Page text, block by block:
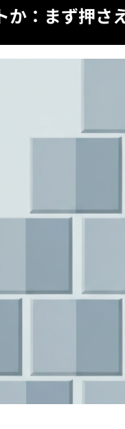
：まず押さ